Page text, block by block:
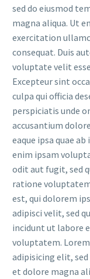
sed do eiusmod
magna aliqua. Ut
exercitation
consequat. Duis
voluptate velit
Excepteur sint
culpa qui officia
perspiciatis unde
accusantium
eaque ipsa quae
enim ipsam
odit aut fugit, sed
ratione
est, qui dolorem
adipisci velit, sed
incidunt ut labore
voluptatem.
adipisicing elit,
et dolore magna